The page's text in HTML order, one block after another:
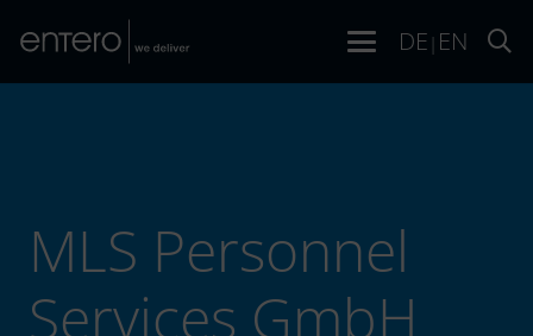
DE | EN
MLS Personnel
Services GmbH